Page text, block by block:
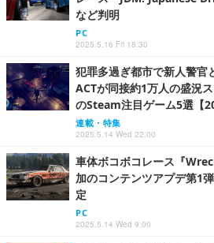
など判明
PC
2025.5.16 Fri 18:30
犯罪多過ぎ都市で新人警官
ACTが同接約1万人の盛況
のSteam注目ゲーム5選【
連載・特集
2025.5.14 Wed 22:00
車体ボコボコレース『
加のコンテンツアプデ第1
定
PC
2025.5.14 Wed 9:00